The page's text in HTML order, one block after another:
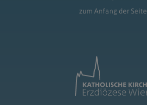
zum Anfang der Seite